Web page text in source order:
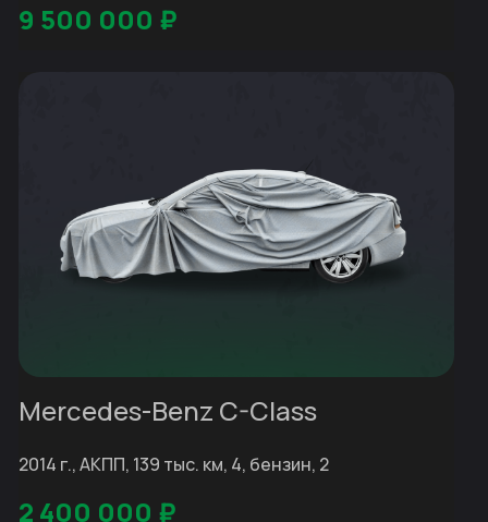
9 500 000 ₽
Mercedes-Benz C-Class
2014 г., АКПП, 139 тыс. км, 4, бензин, 2
2 400 000 ₽